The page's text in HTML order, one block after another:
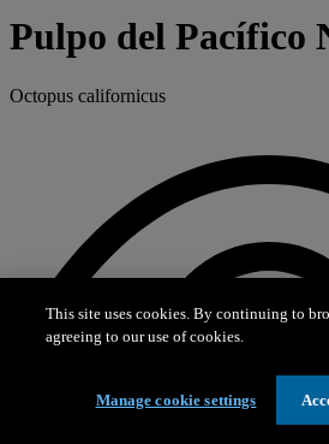
Pulpo del Pacífico
Octopus californicus
This site uses cookies. By continuing to
agreeing to our use of cookies.
Manage cookie settings